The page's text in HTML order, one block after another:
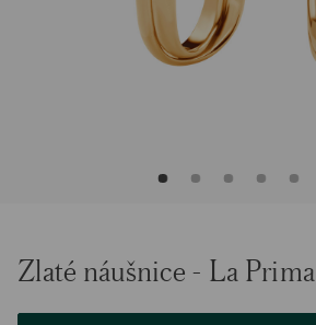
Zlaté náušnice - La Prima